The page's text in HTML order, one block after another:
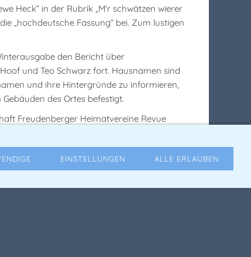
Heck“ in der Rubrik „M’r schwätzen wierer
„hochdeutsche Fassung“ bei. Zum lustigen
den Bericht über
und Teo Schwarz fort. Hausnamen sind
und ihre Hintergründe zu informieren,
des Ortes befestigt.
Freudenberger Heimatvereine Revue
Archäologie Außenstelle Olpe. Anschließend
mit der Ehrennadel ausgezeichnet.
EINSTELLUNGEN ALLE ERLAUBEN